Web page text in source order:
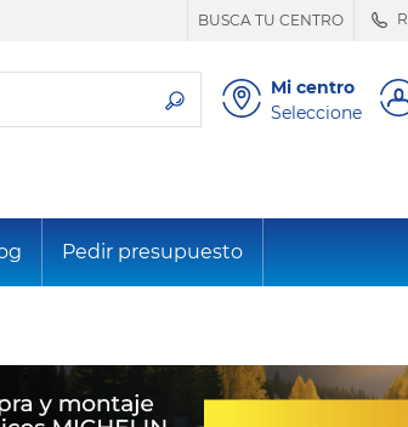
BUSCA TU CENTRO
Mi centro
Seleccione
Pedir presupuesto